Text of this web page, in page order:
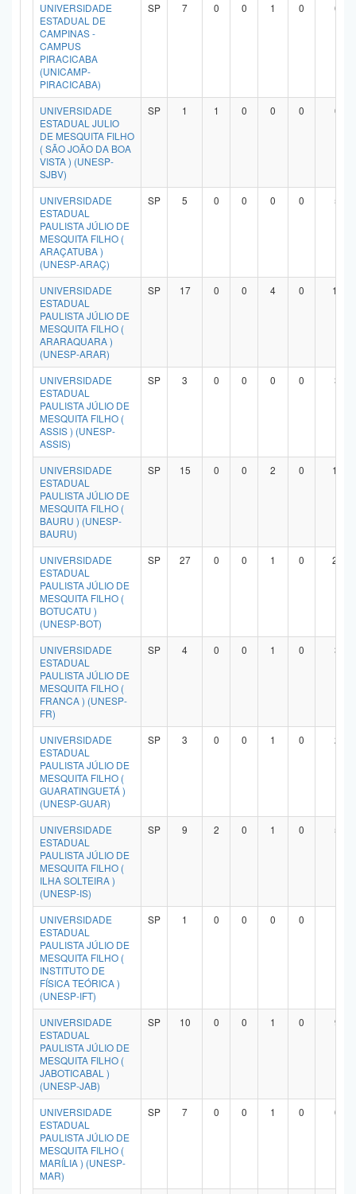
UNIVERSIDADE
ESTADUAL DE
CAMPINAS -
CAMPUS
PIRACICABA
(UNICAMP-
PIRACICABA)
SP 7 0 0 1 0 6
UNIVERSIDADE
ESTADUAL JULIO
DE MESQUITA FILHO
( SÃO JOÃO DA BOA
VISTA ) (UNESP-
SJBV)
SP 1 1 0 0 0 0
UNIVERSIDADE
ESTADUAL
PAULISTA JÚLIO DE
MESQUITA FILHO (
ARAÇATUBA )
(UNESP-ARAÇ)
SP 5 0 0 0 0 5
UNIVERSIDADE
ESTADUAL
PAULISTA JÚLIO DE
MESQUITA FILHO (
ARARAQUARA )
(UNESP-ARAR)
SP 17 0 0 4 0 13
UNIVERSIDADE
ESTADUAL
PAULISTA JÚLIO DE
MESQUITA FILHO (
ASSIS ) (UNESP-
ASSIS)
SP 3 0 0 0 0 3
UNIVERSIDADE
ESTADUAL
PAULISTA JÚLIO DE
MESQUITA FILHO (
BAURU ) (UNESP-
BAURU)
SP 15 0 0 2 0 12
UNIVERSIDADE
ESTADUAL
PAULISTA JÚLIO DE
MESQUITA FILHO (
BOTUCATU )
(UNESP-BOT)
SP 27 0 0 1 0 23
UNIVERSIDADE
ESTADUAL
PAULISTA JÚLIO DE
MESQUITA FILHO (
FRANCA ) (UNESP-
FR)
SP 4 0 0 1 0 3
UNIVERSIDADE
ESTADUAL
PAULISTA JÚLIO DE
MESQUITA FILHO (
GUARATINGUETÁ )
(UNESP-GUAR)
SP 3 0 0 1 0 2
UNIVERSIDADE
ESTADUAL
PAULISTA JÚLIO DE
MESQUITA FILHO (
ILHA SOLTEIRA )
(UNESP-IS)
SP 9 2 0 1 0 5
UNIVERSIDADE
ESTADUAL
PAULISTA JÚLIO DE
MESQUITA FILHO (
INSTITUTO DE
FÍSICA TEÓRICA )
(UNESP-IFT)
SP 1 0 0 0 0
UNIVERSIDADE
ESTADUAL
PAULISTA JÚLIO DE
MESQUITA FILHO (
JABOTICABAL )
(UNESP-JAB)
SP 10 0 0 1 0 9
UNIVERSIDADE
ESTADUAL
PAULISTA JÚLIO DE
MESQUITA FILHO (
MARÍLIA ) (UNESP-
MAR)
SP 7 0 0 1 0 6